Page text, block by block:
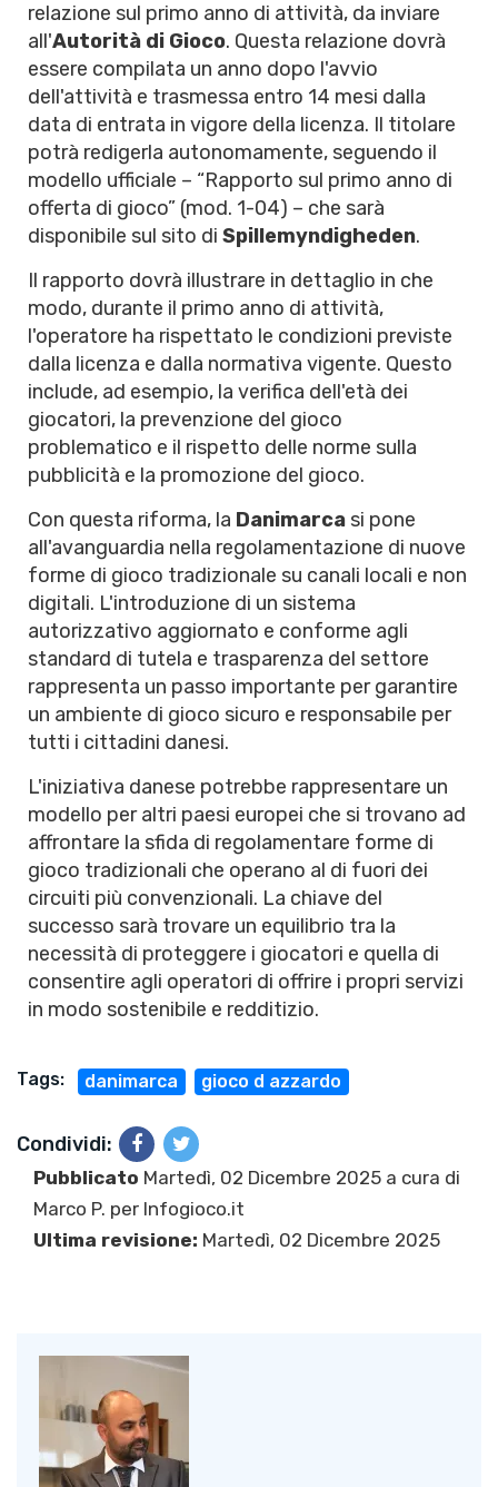
relazione sul primo anno di attività, da inviare
all'Autorità di Gioco. Questa relazione dovrà
essere compilata un anno dopo l'avvio
dell'attività e trasmessa entro 14 mesi dalla
data di entrata in vigore della licenza. Il titolare
potrà redigerla autonomamente, seguendo il
modello ufficiale – “Rapporto sul primo anno di
offerta di gioco” (mod. 1-04) – che sarà
disponibile sul sito di Spillemyndigheden.
Il rapporto dovrà illustrare in dettaglio in che
modo, durante il primo anno di attività,
l'operatore ha rispettato le condizioni previste
dalla licenza e dalla normativa vigente. Questo
include, ad esempio, la verifica dell'età dei
giocatori, la prevenzione del gioco
problematico e il rispetto delle norme sulla
pubblicità e la promozione del gioco.
Con questa riforma, la Danimarca si pone
all'avanguardia nella regolamentazione di nuove
forme di gioco tradizionale su canali locali e non
digitali. L'introduzione di un sistema
autorizzativo aggiornato e conforme agli
standard di tutela e trasparenza del settore
rappresenta un passo importante per garantire
un ambiente di gioco sicuro e responsabile per
tutti i cittadini danesi.
L'iniziativa danese potrebbe rappresentare un
modello per altri paesi europei che si trovano ad
affrontare la sfida di regolamentare forme di
gioco tradizionali che operano al di fuori dei
circuiti più convenzionali. La chiave del
successo sarà trovare un equilibrio tra la
necessità di proteggere i giocatori e quella di
consentire agli operatori di offrire i propri servizi
in modo sostenibile e redditizio.
Tags: danimarca gioco d azzardo
Condividi:
Pubblicato Martedì, 02 Dicembre 2025 a cura di
Marco P. per Infogioco.it
Ultima revisione: Martedì, 02 Dicembre 2025